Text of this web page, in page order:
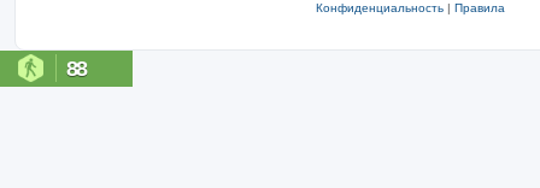
Конфиденциальность | Правила
88